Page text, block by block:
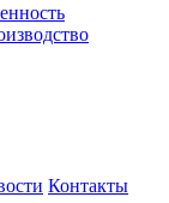
Контакты